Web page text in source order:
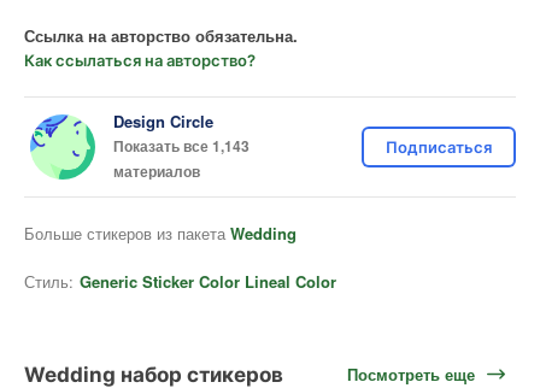
Ссылка на авторство обязательна.
Как ссылаться на авторство?
Design Circle
Показать все 1,143
материалов
Подписаться
Больше стикеров из пакета Wedding
Стиль: Generic Sticker Color Lineal Color
Wedding набор стикеров Посмотреть еще